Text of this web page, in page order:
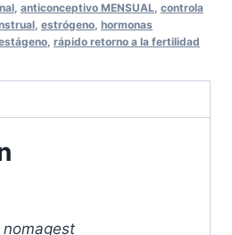
, anticonceptivo MENSUAL, controla
, estrógeno, hormonas
, rápido retorno a la fertilidad